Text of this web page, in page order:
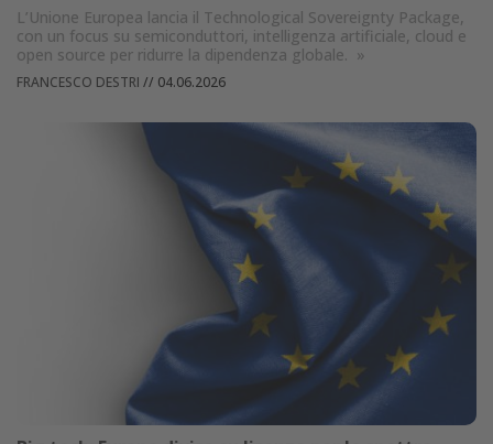
L’Unione Europea lancia il Technological Sovereignty Package,
con un focus su semiconduttori, intelligenza artificiale, cloud e
open source per ridurre la dipendenza globale. »
FRANCESCO DESTRI // 04.06.2026